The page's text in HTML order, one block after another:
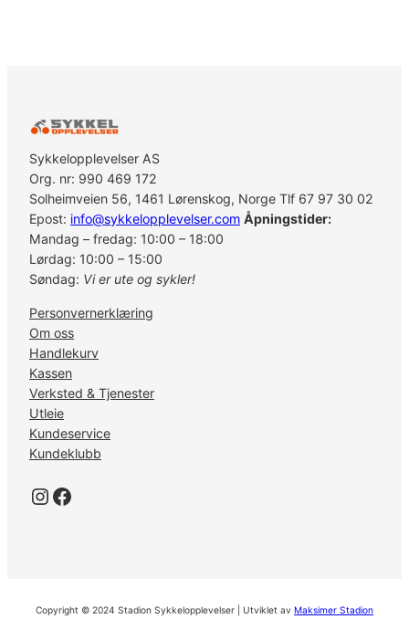
Sykkelopplevelser AS
Org. nr: 990 469 172
Solheimveien 56, 1461 Lørenskog, Norge Tlf 67 97 30 02
Epost: info@sykkelopplevelser.com Åpningstider:
Mandag – fredag: 10:00 – 18:00
Lørdag: 10:00 – 15:00
Søndag: Vi er ute og sykler!
Personvernerklæring
Om oss
Handlekurv
Kassen
Verksted & Tjenester
Utleie
Kundeservice
Kundeklubb
Instagram Facebook
Copyright © 2024 Stadion Sykkelopplevelser | Utviklet av Maksimer Stadion